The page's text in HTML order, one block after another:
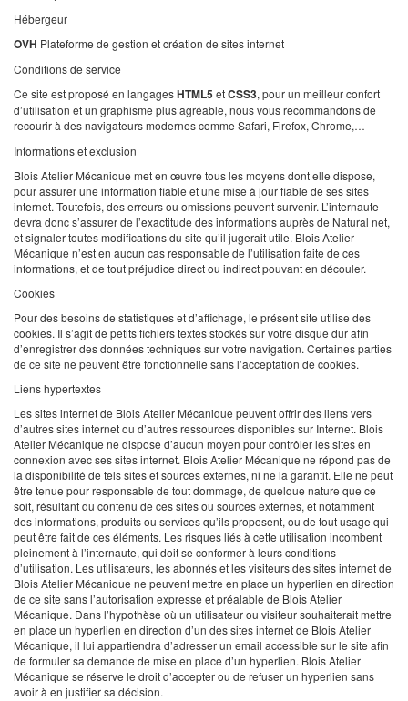
Hébergeur
OVH Plateforme de gestion et création de sites internet
Conditions de service
Ce site est proposé en langagesHTML5etCSS3, pour un meilleur confort
d’utilisation et un graphisme plus agréable, nous vous recommandons de
recourir à des navigateurs modernes comme Safari, Firefox, Chrome,…
Informations et exclusion
Blois Atelier Mécanique met en œuvre tous les moyens dont elle dispose,
pour assurer une information fiable et une mise à jour fiable de ses sites
internet. Toutefois, des erreurs ou omissions peuvent survenir. L’internaute
devra donc s’assurer de l’exactitude des informations auprès de Natural net,
et signaler toutes modifications du site qu’il jugerait utile. Blois Atelier
Mécanique n’est en aucun cas responsable de l’utilisation faite de ces
informations, et de tout préjudice direct ou indirect pouvant en découler.
Cookies
Pour des besoins de statistiques et d’affichage, le présent site utilise des
cookies. Il s’agit de petits fichiers textes stockés sur votre disque dur afin
d’enregistrer des données techniques sur votre navigation. Certaines parties
de ce site ne peuvent être fonctionnelle sans l’acceptation de cookies.
Liens hypertextes
Les sites internet de Blois Atelier Mécanique peuvent offrir des liens vers
d’autres sites internet ou d’autres ressources disponibles sur Internet. Blois
Atelier Mécanique ne dispose d’aucun moyen pour contrôler les sites en
connexion avec ses sites internet. Blois Atelier Mécanique ne répond pas de
la disponibilité de tels sites et sources externes, ni ne la garantit. Elle ne peut
être tenue pour responsable de tout dommage, de quelque nature que ce
soit, résultant du contenu de ces sites ou sources externes, et notamment
des informations, produits ou services qu’ils proposent, ou de tout usage qui
peut être fait de ces éléments. Les risques liés à cette utilisation incombent
pleinement à l’internaute, qui doit se conformer à leurs conditions
d’utilisation. Les utilisateurs, les abonnés et les visiteurs des sites internet de
Blois Atelier Mécanique ne peuvent mettre en place un hyperlien en direction
de ce site sans l’autorisation expresse et préalable de Blois Atelier
Mécanique. Dans l’hypothèse où un utilisateur ou visiteur souhaiterait mettre
en place un hyperlien en direction d’un des sites internet de Blois Atelier
Mécanique, il lui appartiendra d’adresser un email accessible sur le site afin
de formuler sa demande de mise en place d’un hyperlien. Blois Atelier
Mécanique se réserve le droit d’accepter ou de refuser un hyperlien sans
avoir à en justifier sa décision.